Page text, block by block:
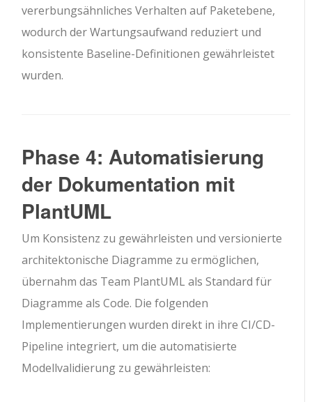
vererbungsähnliches Verhalten auf Paketebene,
wodurch der Wartungsaufwand reduziert und
konsistente Baseline-Definitionen gewährleistet
wurden.
Phase 4: Automatisierung
der Dokumentation mit
PlantUML
Um Konsistenz zu gewährleisten und versionierte
architektonische Diagramme zu ermöglichen,
übernahm das Team PlantUML als Standard für
Diagramme als Code. Die folgenden
Implementierungen wurden direkt in ihre CI/CD-
Pipeline integriert, um die automatisierte
Modellvalidierung zu gewährleisten: